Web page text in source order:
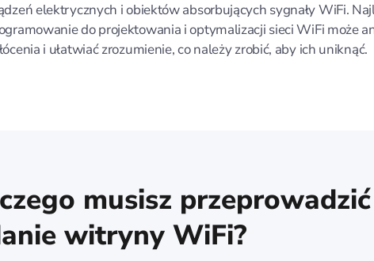
elektrycznych i obiektów absorbujących sygnały WiFi.
do projektowania i optymalizacji sieci WiFi może
i ułatwiać zrozumienie, co należy zrobić, aby ich uniknąć.
musisz przeprowadzić
witryny WiFi?